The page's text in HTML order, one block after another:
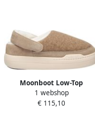
Moonboot Low-Top
Sneakers Mb Park Felt Clogs
in bruin
1 webshop
€ 115,10